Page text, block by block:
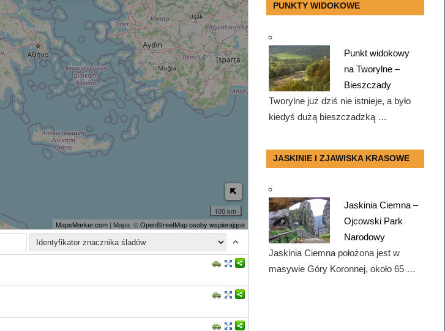
100 km
MapsMarker.com| Mapa: ©OpenStreetMap osoby wspierające
PUNKTY WIDOKOWE
Punkt widokowy
na Tworylne –
Bieszczady
Tworylne już dziś nie istnieje, a było
kiedyś dużą bieszczadzką …
JASKINIE I ZJAWISKA KRASOWE
Jaskinia Ciemna –
Ojcowski Park
Narodowy
Jaskinia Ciemna położona jest w
masywie Góry Koronnej, około 65 …